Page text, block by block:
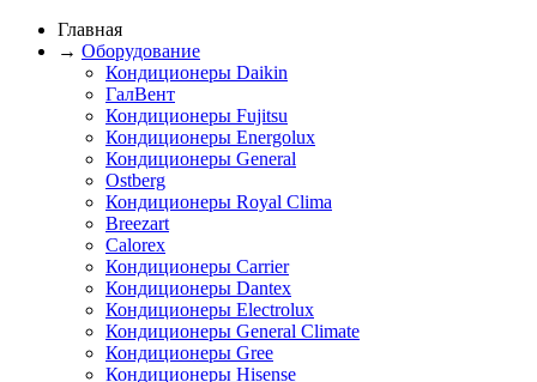
Главная
→ Оборудование
Кондиционеры Daikin
ГалВент
Кондиционеры Fujitsu
Кондиционеры Energolux
Кондиционеры General
Ostberg
Кондиционеры Royal Clima
Breezart
Calorex
Кондиционеры Carrier
Кондиционеры Dantex
Кондиционеры Electrolux
Кондиционеры General Climate
Кондиционеры Gree
Кондиционеры Hisense